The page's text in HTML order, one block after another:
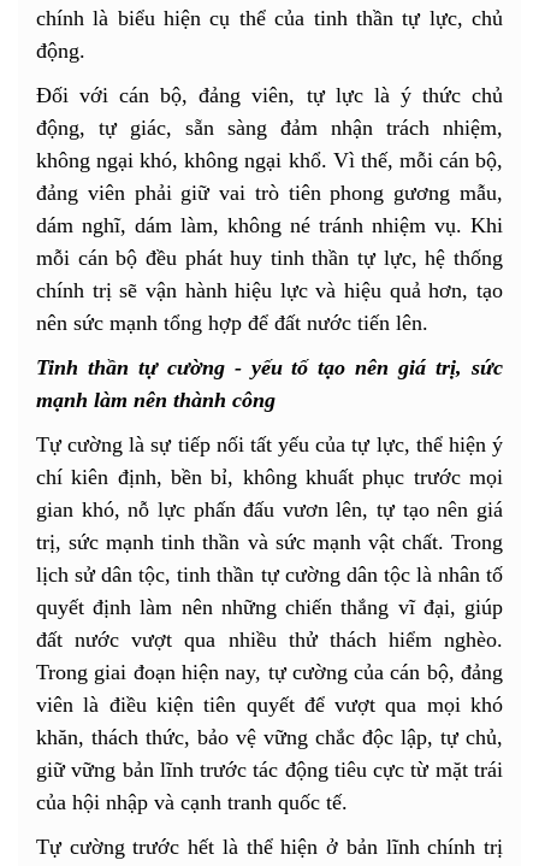
chính là biểu hiện cụ thể của tinh thần tự lực, chủ
động.
Đối với cán bộ, đảng viên, tự lực là ý thức chủ
động, tự giác, sẵn sàng đảm nhận trách nhiệm,
không ngại khó, không ngại khổ. Vì thế, mỗi cán bộ,
đảng viên phải giữ vai trò tiên phong gương mẫu,
dám nghĩ, dám làm, không né tránh nhiệm vụ. Khi
mỗi cán bộ đều phát huy tinh thần tự lực, hệ thống
chính trị sẽ vận hành hiệu lực và hiệu quả hơn, tạo
nên sức mạnh tổng hợp để đất nước tiến lên.
Tinh thần tự cường - yếu tố tạo nên giá trị, sức
mạnh làm nên thành công
Tự cường là sự tiếp nối tất yếu của tự lực, thể hiện ý
chí kiên định, bền bỉ, không khuất phục trước mọi
gian khó, nỗ lực phấn đấu vươn lên, tự tạo nên giá
trị, sức mạnh tinh thần và sức mạnh vật chất. Trong
lịch sử dân tộc, tinh thần tự cường dân tộc là nhân tố
quyết định làm nên những chiến thắng vĩ đại, giúp
đất nước vượt qua nhiều thử thách hiểm nghèo.
Trong giai đoạn hiện nay, tự cường của cán bộ, đảng
viên là điều kiện tiên quyết để vượt qua mọi khó
khăn, thách thức, bảo vệ vững chắc độc lập, tự chủ,
giữ vững bản lĩnh trước tác động tiêu cực từ mặt trái
của hội nhập và cạnh tranh quốc tế.
Tự cường trước hết là thể hiện ở bản lĩnh chính trị